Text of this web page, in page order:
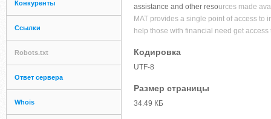
Конкуренты
Ссылки
Robots.txt
Ответ сервера
Whois
assistance and other resources made
MAT provides a single point of access
help those with financial need get
Кодировка
UTF-8
Размер страницы
34.49 КБ